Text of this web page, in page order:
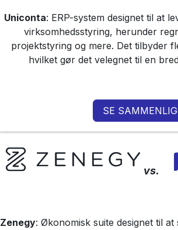
Uniconta: ERP-system designet til at
virksomhedsstyring, herunder
projektstyring og mere. Det tilbyder
hvilket gør det velegnet til en
SE
Zenegy: Økonomisk suite designet til
vs.